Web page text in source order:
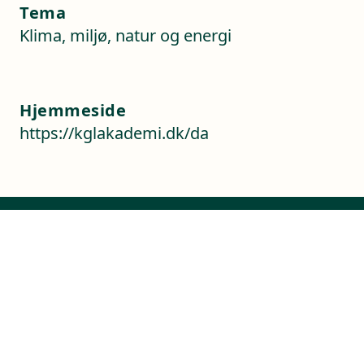
Tema
Klima, miljø, natur og energi
Hjemmeside
https://kglakademi.dk/da